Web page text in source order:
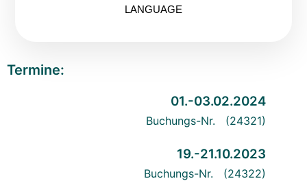
LANGUAGE
Termine:
01.-03.02.2024
Buchungs-Nr. (24321)
19.-21.10.2023
Buchungs-Nr. (24322)